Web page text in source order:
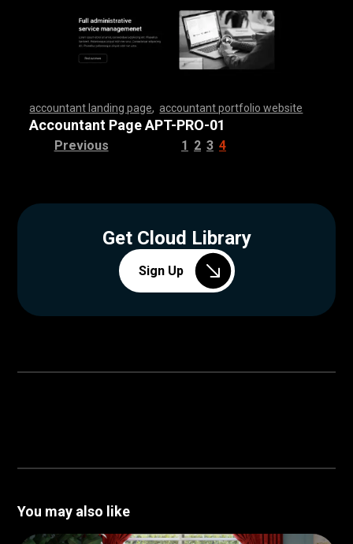
accountant landing page ,accountant portfolio website
,,,,,,,,,,,,,,,,,,,,,,,,,,, ,,,,,,,,,,,,,,,,,,,,,,,,,,,,,,,
,,,,,,,,,,,,,,,,,,,,,,,,,,, ,,,,,,,,,,,,,,,,,,,,,,,,,,,,,,,
,,,,,,,,,,,,,,,,,,,,,,,,,,, ,,,,,,,,,,,,,,,,,,,,,,,,,,,,,,,
,,,,,,,,,,,,,,,,,,,,,,,,,,, ,,,,,,,,,,,,,,,,,,,,,,,,,,,,,,,
,,,,,,,,,,,,,,,,,,,,,,,,,,, ,,,,,,,,,,,,,,,,,,,,,,,,,,,,,,,
,,,,,,,,,,,,,,,,,,,,,,,,,,, ,,,,,,,,,,,,,,,,,,,,,,,,,,,,,,,
,,,,,,,,,,,,,,,,,,,,,,,,,,, ,,,,,,,,,,,,,,,,,,,,,,,,,,,,,,,
,,,,,,,,,,,,,,,,,,,,,,,,,,, ,,,,,,,,,,,,,,,,,,,,,,,,,,,,
Accountant Page APT-PRO-01
Previous 1 2 3 4
Get Cloud Library
Sign Up
You may also like